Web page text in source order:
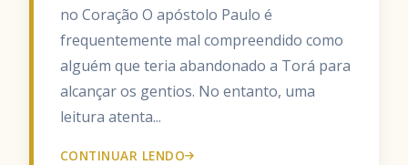
no Coração O apóstolo Paulo é
frequentemente mal compreendido como
alguém que teria abandonado a Torá para
alcançar os gentios. No entanto, uma
leitura atenta...
CONTINUAR LENDO